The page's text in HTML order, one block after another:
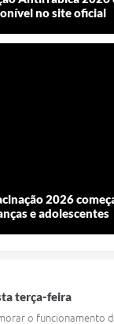
no site oficial
2026
e adolescentes
terça-feira
o funcionamento